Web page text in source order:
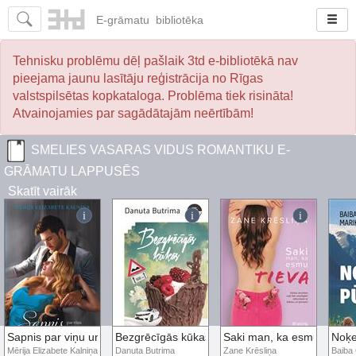
E-grāmatu bibliotēka
Tehnisku problēmu dēļ pašlaik 3td e-bibliotēkā nav
pieejama jaunu lasītāju reģistrācija no Rīgas
valstspilsētas kopkataloga. Problēma tiek risināta!
Atvainojamies par sagādātajām neērtībām!
SMELIES VASARAS VIDUS ROMANTIKU E-
GRĀMATU LAPPUSĒS
Skatīt vairāk
Sapnis par viņu un mūziklu
Mērija Elizabete Kalniņa
Bezgrēcīgās kūkas
Danuta Butrima
Saki man, ka esmu tieva
Zane Krēsliņa
Baiba